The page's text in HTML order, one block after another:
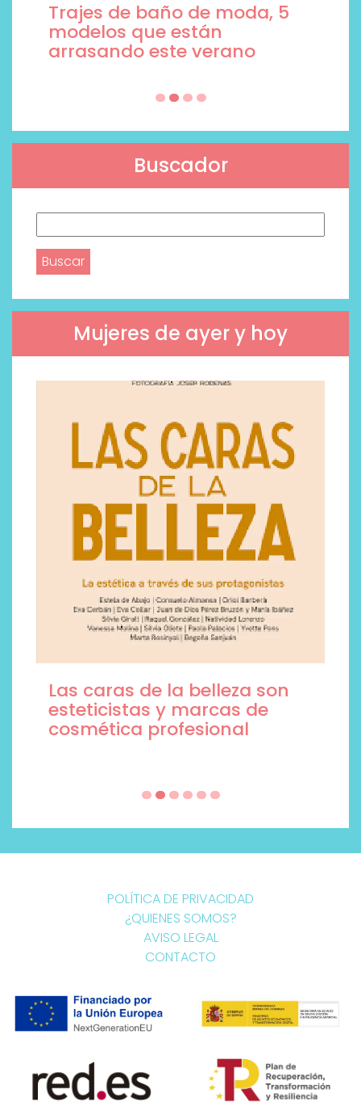
Trajes de baño de moda, 5
modelos que están
arrasando este verano
Buscador
Mujeres de ayer y hoy
Las caras de la belleza son
esteticistas y marcas de
cosmética profesional
POLÍTICA DE PRIVACIDAD
¿QUIENES SOMOS?
AVISO LEGAL
CONTACTO